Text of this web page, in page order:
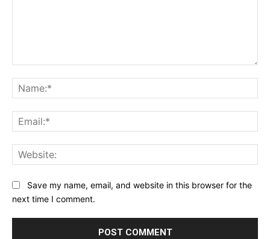
Save my name, email, and website in this browser for the
next time I comment.